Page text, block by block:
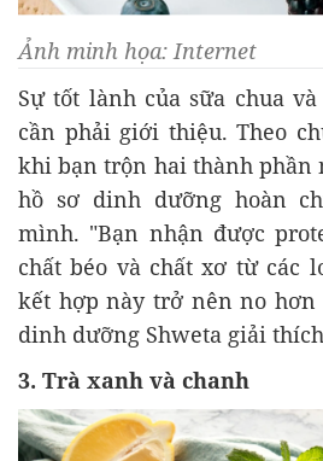
Ảnh minh họa: Internet
Sự tốt lành của sữa chua
cần phải giới thiệu. Theo
khi bạn trộn hai thành phần
hồ sơ dinh dưỡng hoàn
mình. "Bạn nhận được
chất béo và chất xơ từ các
kết hợp này trở nên no hơn
dinh dưỡng Shweta giải
3. Trà xanh và chanh